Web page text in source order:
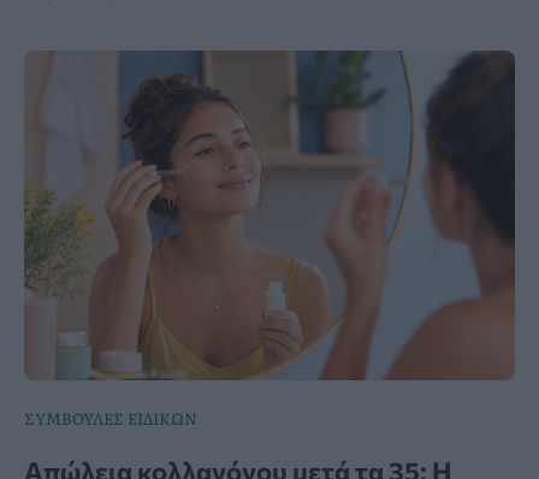
ΣΥΜΒΟΥΛΕΣ ΕΙΔΙΚΩΝ
Απώλεια κολλαγόνου μετά τα 35: Η